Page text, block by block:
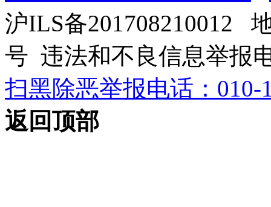
沪ILS备201708210012
号 违法和不良信息举报
扫黑除恶举报电话：010-
返回顶部